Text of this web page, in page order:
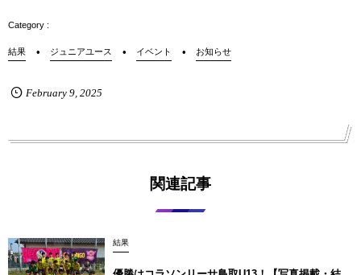
結果 ジュニアユース イベント お知らせ
February 9, 2025
関連記事
結果